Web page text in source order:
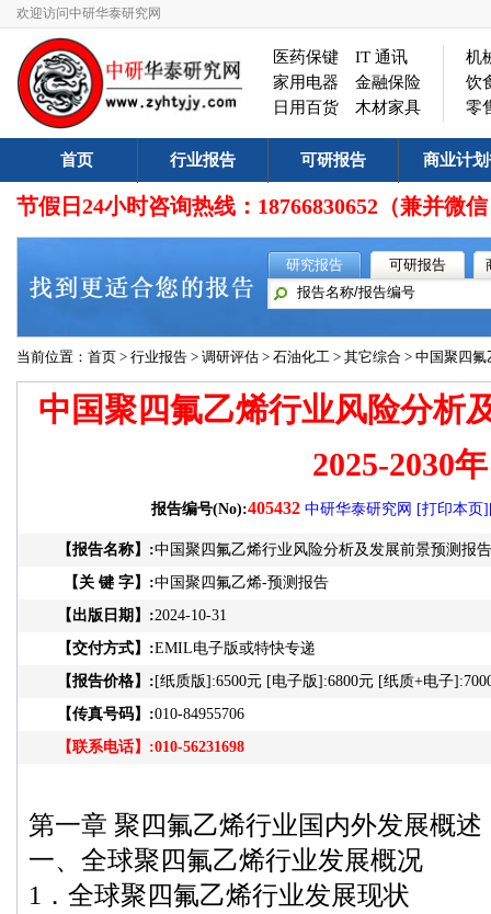
欢迎访问中研华泰研究网
医药保键
IT 通讯
家用电器
金融保险
日用百货
木材家具
机
饮
零
首页 行业报告 可研报告 商业计
节假日24小时咨询热线：18766830652（兼并微
研究报告 可研报告
当前位置： 首页 > 行业报告 > 调研评估 > 石油化工 > 其它综合 > 中国聚四
中国聚四氟乙烯行业风险分析
2025-2030年
报告编号(No):405432 中研华泰研究网 [打印本页]
【报告名称】:中国聚四氟乙烯行业风险分析及发展前景预测报
【关 键 字】:中国聚四氟乙烯-预测报告
【出版日期】:2024-10-31
【交付方式】:EMIL电子版或特快专递
【报告价格】: [纸质版]:6500元 [电子版]:6800元 [纸质+电子
【传真号码】:010-84955706
【联系电话】:010-56231698
第一章 聚四氟乙烯行业国内外发展概述
一、全球聚四氟乙烯行业发展概况
1．全球聚四氟乙烯行业发展现状